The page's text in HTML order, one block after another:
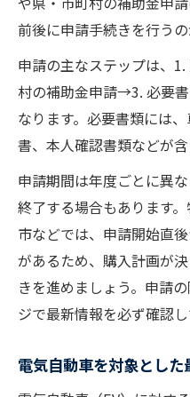
前後に申請手続きを行うの
申請の主なステップは、
村の補助金申請→3. 必要
なります。必要書類には
書、本人確認書類などが含
申請期間は年度ごとに異
終了する場合もあります
市などでは、申請開始直
があるため、購入計画が
きを進めましょう。申請
ジで最新情報を必ず確認し
電気自動車を対象とした